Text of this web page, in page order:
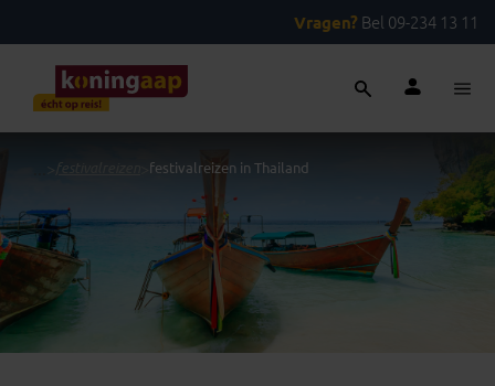
Vragen? Bel 09-234 13 11
> festivalreizen festivalreizen in Thailand